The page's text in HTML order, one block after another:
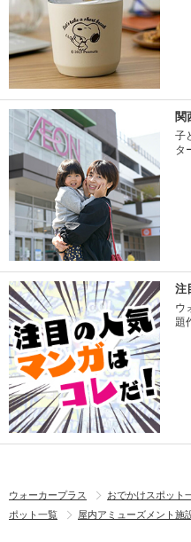
関
子
タ
注
ウ
題
ウォーカープラス おでかけスポット
ポット一覧
屋内アミューズメント施